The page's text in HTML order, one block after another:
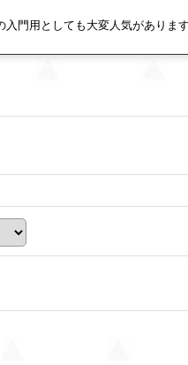
入門用としても大変人気がありま